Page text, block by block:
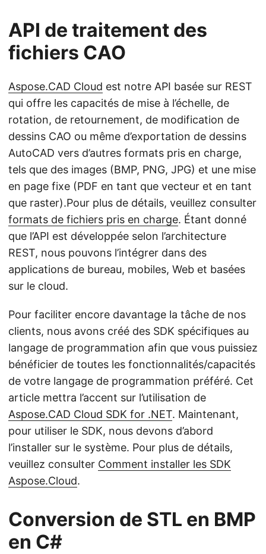
API de traitement des
fichiers CAO
Aspose.CAD Cloud est notre API basée sur REST
qui offre les capacités de mise à l’échelle, de
rotation, de retournement, de modification de
dessins CAO ou même d’exportation de dessins
AutoCAD vers d’autres formats pris en charge,
tels que des images (BMP, PNG, JPG) et une mise
en page fixe (PDF en tant que vecteur et en tant
que raster).Pour plus de détails, veuillez consulter
formats de fichiers pris en charge. Étant donné
que l’API est développée selon l’architecture
REST, nous pouvons l’intégrer dans des
applications de bureau, mobiles, Web et basées
sur le cloud.
Pour faciliter encore davantage la tâche de nos
clients, nous avons créé des SDK spécifiques au
langage de programmation afin que vous puissiez
bénéficier de toutes les fonctionnalités/capacités
de votre langage de programmation préféré. Cet
article mettra l’accent sur l’utilisation de
Aspose.CAD Cloud SDK for .NET. Maintenant,
pour utiliser le SDK, nous devons d’abord
l’installer sur le système. Pour plus de détails,
veuillez consulter Comment installer les SDK
Aspose.Cloud.
Conversion de STL en BMP
en C#